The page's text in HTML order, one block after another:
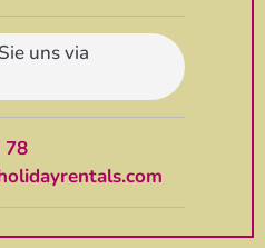
uns via
78